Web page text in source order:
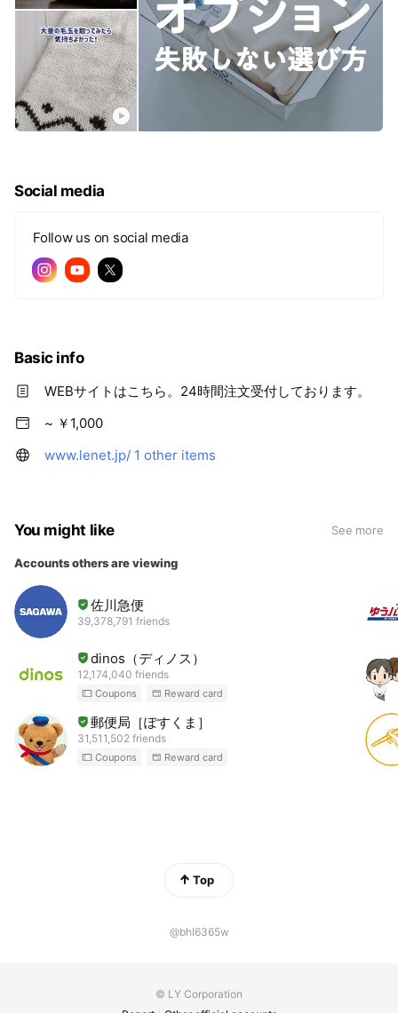
Social media
Follow us on social media
Basic info
WEBサイトはこちら。24時間注文受付しております。
~ ￥1,000
www.lenet.jp/ 1 other items
You might like See more
Accounts others are viewing
佐川急便
39,378,791 friends
dinos（ディノス）
12,174,040 friends
Coupons Reward card
郵便局［ぽすくま］
31,511,502 friends
Coupons Reward card
Top
@bhl6365w
© LY Corporation